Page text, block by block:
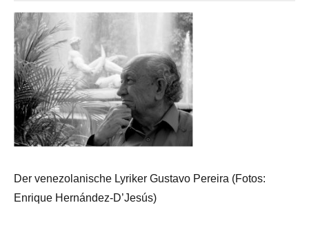
Der venezolanische Lyriker Gustavo Pereira (Fotos:
Enrique Hernández-D’Jesús)